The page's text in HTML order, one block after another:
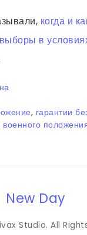
когда и
в
, гарантии
New Day
Studio. All